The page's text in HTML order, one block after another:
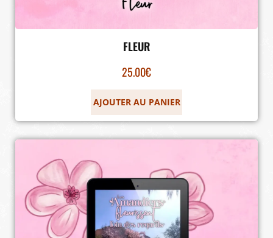
FLEUR
25.00€
AJOUTER AU PANIER